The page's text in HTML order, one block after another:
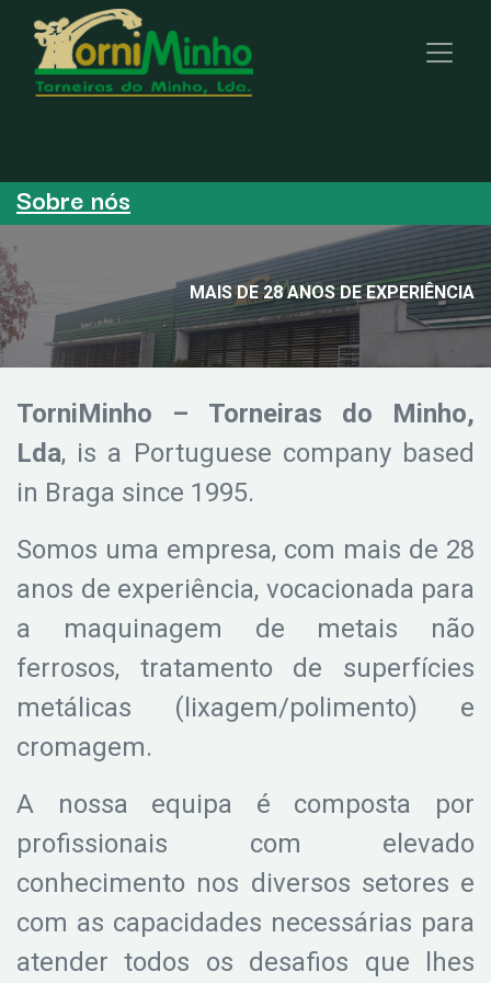
Sobre nós
MAIS DE 28 ANOS DE EXPERIÊNCIA
TorniMinho – Torneiras do Minho,
Lda, is a Portuguese company based
in Braga since 1995.
Somos uma empresa, com mais de 28
anos de experiência, vocacionada para
a maquinagem de metais não
ferrosos, tratamento de superfícies
metálicas (lixagem/polimento) e
cromagem.
A nossa equipa é composta por
profissionais com elevado
conhecimento nos diversos setores e
com as capacidades necessárias para
atender todos os desafios que lhes